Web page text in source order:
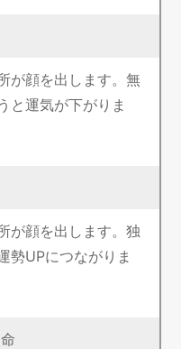
が顔を出します。無
と運気が下がりま
が顔を出します。独
勢UPにつながりま